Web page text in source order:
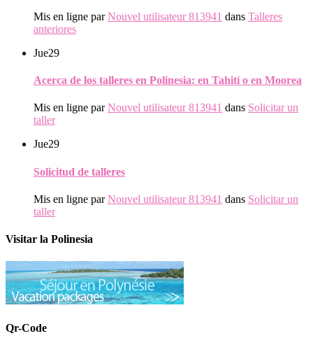
Mis en ligne parNouvel utilisateur 813941 dans Talleres
anteriores
Jue29
Acerca de los talleres en Polinesia: en Tahití o en Moorea
Mis en ligne parNouvel utilisateur 813941 dans Solicitar un
taller
Jue29
Solicitud de talleres
Mis en ligne parNouvel utilisateur 813941 dans Solicitar un
taller
Visitar la Polinesia
Qr-Code